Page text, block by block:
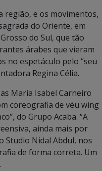
região, e os movimentos,
do Oriente, em
do Sul, que tão
árabes que vieram
no espetáculo pelo “seu
Regina Célia.
Maria Isabel Carneiro
coreografia de véu wing
do Grupo Acaba. “A
ainda mais por
Studio Nidal Abdul, nos
de forma correta. Um